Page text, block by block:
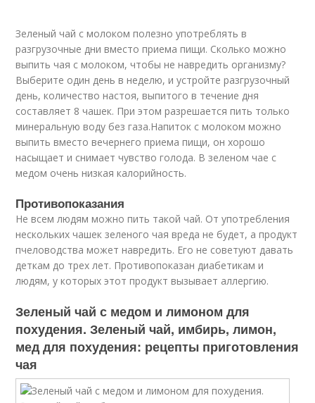
Зеленый чай с молоком полезно употреблять в
разгрузочные дни вместо приема пищи. Сколько можно
выпить чая с молоком, чтобы не навредить организму?
Выберите один день в неделю, и устройте разгрузочный
день, количество настоя, выпитого в течение дня
составляет 8 чашек. При этом разрешается пить только
минеральную воду без газа.Напиток с молоком можно
выпить вместо вечернего приема пищи, он хорошо
насыщает и снимает чувство голода. В зеленом чае с
медом очень низкая калорийность.
Противопоказания
Не всем людям можно пить такой чай. От употребления
нескольких чашек зеленого чая вреда не будет, а продукт
пчеловодства может навредить. Его не советуют давать
деткам до трех лет. Противопоказан диабетикам и
людям, у которых этот продукт вызывает аллергию.
Зеленый чай с медом и лимоном для
похудения. Зеленый чай, имбирь, лимон,
мед для похудения: рецепты приготовления
чая